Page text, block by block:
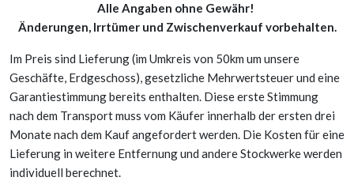
Alle Angaben ohne Gewähr!
Änderungen, Irrtümer und Zwischenverkauf vorbehalten.
Im Preis sind Lieferung (im Umkreis von 50km um unsere
Geschäfte, Erdgeschoss), gesetzliche Mehrwertsteuer und eine
Garantiestimmung bereits enthalten. Diese erste Stimmung
nach dem Transport muss vom Käufer innerhalb der ersten drei
Monate nach dem Kauf angefordert werden. Die Kosten für eine
Lieferung in weitere Entfernung und andere Stockwerke werden
individuell berechnet.